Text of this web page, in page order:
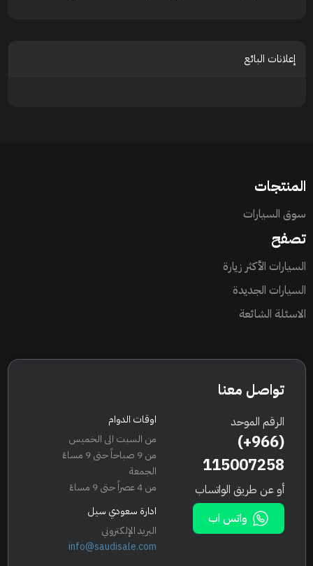
إعلانات البائع
المنتجات
سوق السيارات
تصفح
السيارات الأكثر زيارة
السيارات الجديدة
الاسئلة الشائعة
تواصل معنا
الرقم الموحد
(+966)
115007258
أو عن طريق الواتساب
واتس اب
اوقات الدوام
من السبت الى الخميس
من 9 صباحاً حتى 9 مساءً
الجمعة
من 4 عصراً حتى 9 مساءً
ادارة سعودي سيل
البريد الإلكتروني
info@saudisale.com